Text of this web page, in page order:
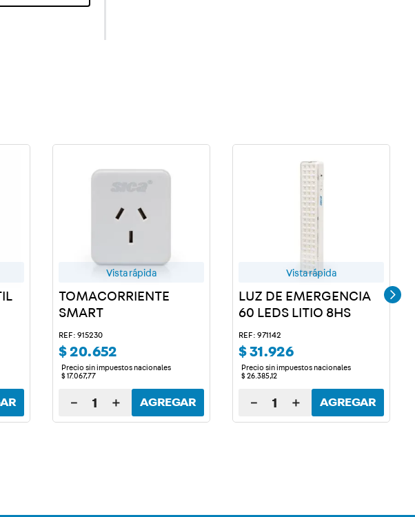
Vista rápida
TOMACORRIENTE
SMART
REF: 915230
$20.652
Precio sin impuestos nacionales
$ 17.067,77
＋
－ AGREGAR
Vista rápida
LUZ DE EMERGENCIA
60 LEDS LITIO 8HS
REF: 971142
$31.926
Precio sin impuestos nacionales
$26 .385,12
＋
－ AGREGAR